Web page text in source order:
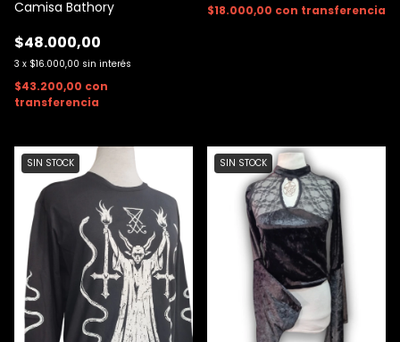
Camisa Bathory
$48.000,00
3 x $16.000,00 sin interés
$43.200,00 con
transferencia
$18.000,00 con transferencia
SIN STOCK SIN STOCK